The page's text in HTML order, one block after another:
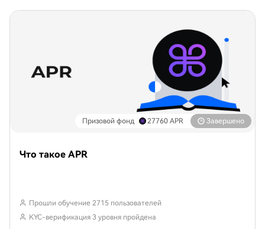
Призовой фонд 27760 APR Завершено
Что такое APR
Прошли обучение 2715 пользователей
KYC-верификация 3 уровня пройдена